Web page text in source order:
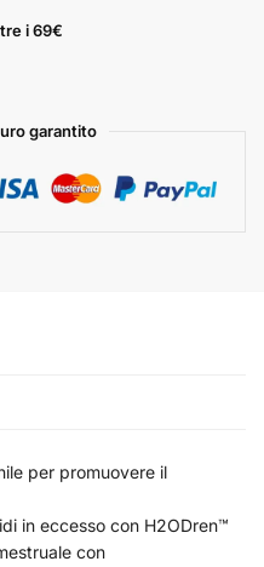
i 69€
garantito
per promuovere il
in eccesso con H2ODren™
con